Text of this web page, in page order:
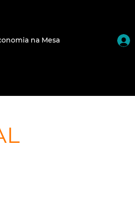
na Mesa